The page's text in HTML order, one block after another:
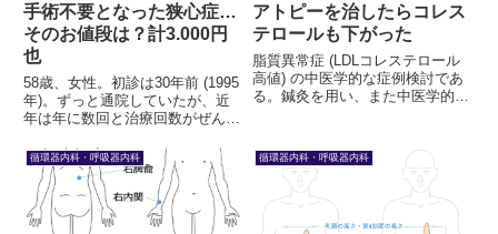
手術不要となった狭心症…
そのお値段は？計3.000円
也
58歳、女性。初診は30年前 (1995
年)。ずっと通院していたが、近
年は年に数回と治療回数がぜんぜ
食に注意するよう指導したが、真
剣に向き合おうとしない。そんな
中、2020年ごろから狭心症の症
状を訴えるようにな...
アトピーを治したらコレス
テロールも下がった
脂質異常症 (LDLコレステロール
高値) の中医学的な症例検討であ
る。鍼灸を用い、また中医学的な
内にコレステロールが正常となっ
た。その理由を考察する。
循環器内科・呼吸器内科 循環器内科・呼吸器内科